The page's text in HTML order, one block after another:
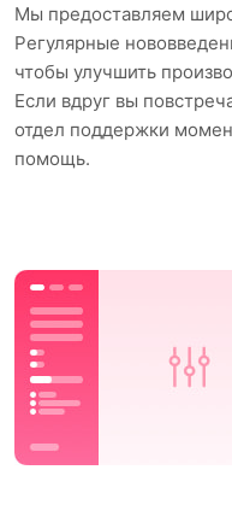
Мы предоставляем
Регулярные
чтобы улучшить
Если вдруг вы
отдел поддержки
помощь.